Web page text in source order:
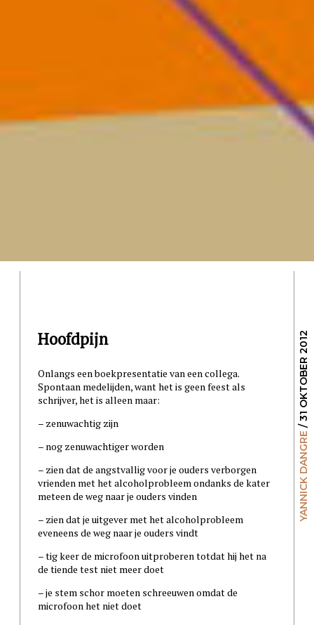
YANNICK DANGRE
/ 31 OKTOBER 2012
Hoofdpijn
Onlangs een boekpresentatie van een collega.
Spontaan medelijden, want het is geen feest als
schrijver, het is alleen maar:
– zenuwachtig zijn
– nog zenuwachtiger worden
– zien dat de angstvallig voor je ouders verborgen
vrienden met het alcoholprobleem ondanks de kater
meteen de weg naar je ouders vinden
– zien dat je uitgever met het alcoholprobleem
eveneens de weg naar je ouders vindt
– tig keer de microfoon uitproberen totdat hij het na
de tiende test niet meer doet
– je stem schor moeten schreeuwen omdat de
microfoon het niet doet